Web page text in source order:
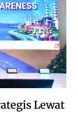
Lewat